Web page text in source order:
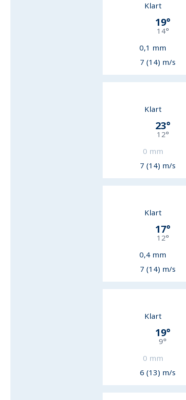
Klart
19°
14°
0,1 mm
7 (14) m/s
Klart
23°
12°
0 mm
7 (14) m/s
Klart
17°
12°
0,4 mm
7 (14) m/s
Klart
19°
9°
0 mm
6 (13) m/s